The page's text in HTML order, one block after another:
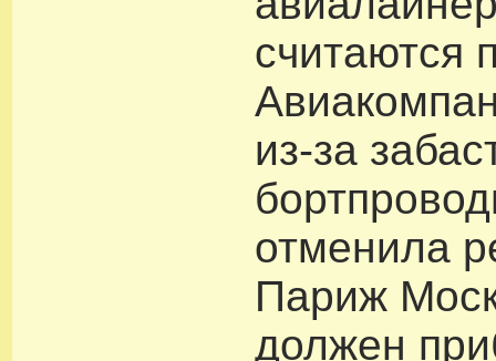
считаются
из-за
отменила
Париж
должен